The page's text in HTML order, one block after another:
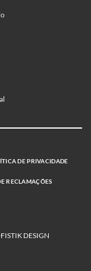
DE PRIVACIDADE
RECLAMAÇÕES
DESIGN